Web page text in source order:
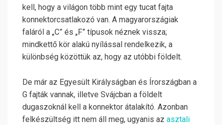
kell, hogy a világon több mint egy tucat fajta
konnektorcsatlakozó van. A magyarországiak
faláról a „C” és „F” típusok néznek vissza;
mindkettő kör alakú nyílással rendelkezik, a
különbség közöttük az, hogy az utóbbi földelt.
De már az Egyesült Királyságban és Írországban a
G fajták vannak, illetve Svájcban a földelt
dugaszoknál kell a konnektor átalakító. Azonban
felkészültség itt nem áll meg, ugyanis az asztali